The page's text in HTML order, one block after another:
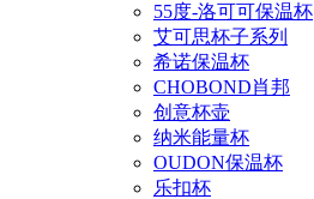
55度-洛可可保温杯
艾可思杯子系列
希诺保温杯
CHOBOND肖邦
创意杯壶
纳米能量杯
OUDON保温杯
乐扣杯